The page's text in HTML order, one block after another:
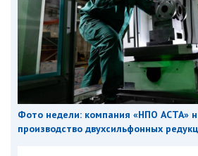
Фото недели: компания «НПО АСТА»
производство двухсильфонных